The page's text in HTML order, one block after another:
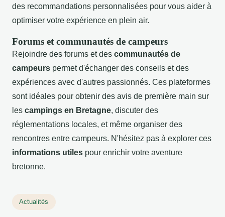
des recommandations personnalisées pour vous aider à
optimiser votre expérience en plein air.
Forums et communautés de campeurs
Rejoindre des forums et des communautés de
campeurs permet d'échanger des conseils et des
expériences avec d'autres passionnés. Ces plateformes
sont idéales pour obtenir des avis de première main sur
les campings en Bretagne, discuter des
réglementations locales, et même organiser des
rencontres entre campeurs. N'hésitez pas à explorer ces
informations utiles pour enrichir votre aventure
bretonne.
Actualités